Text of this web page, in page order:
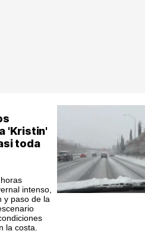
'Kristin'
toda
intenso,
y paso de la
la costa.